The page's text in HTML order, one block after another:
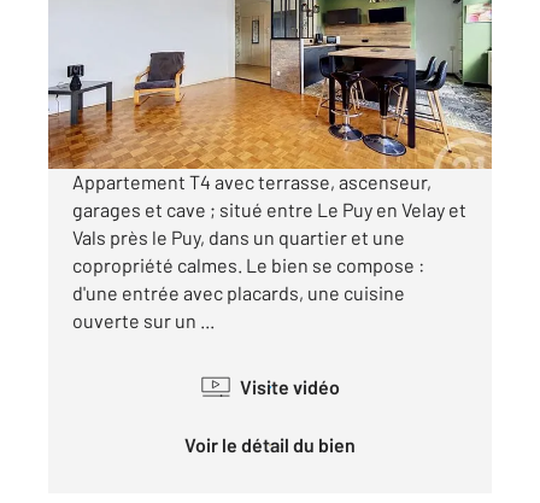
Appartement F4 à vendre
205 000 €
Visiter le site dédié
Appartement T4 avec terrasse, ascenseur,
garages et cave ; situé entre Le Puy en Velay et
Vals près le Puy, dans un quartier et une
copropriété calmes. Le bien se compose :
d'une entrée avec placards, une cuisine
ouverte sur un ...
Visite vidéo
Voir le détail du bien